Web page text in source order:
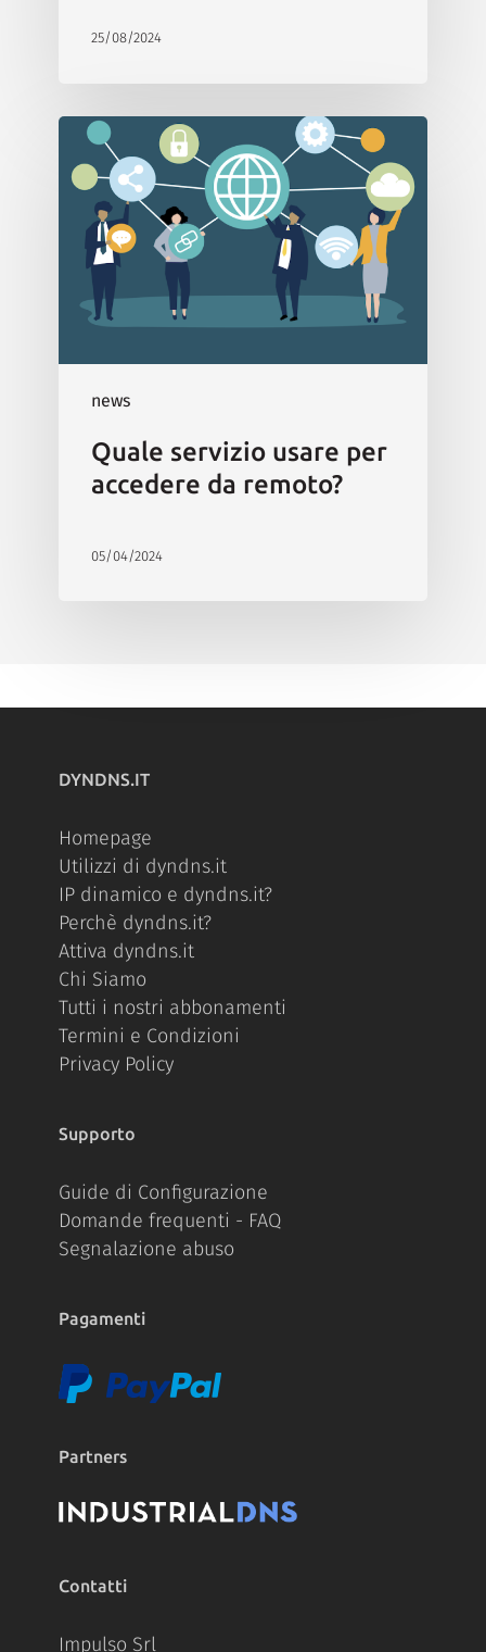
25/08/2024
news
Quale servizio usare per
accedere da remoto?
05/04/2024
DYNDNS.IT
Homepage
Utilizzi di dyndns.it
IP dinamico e dyndns.it?
Perchè dyndns.it?
Attiva dyndns.it
Chi Siamo
Tutti i nostri abbonamenti
Termini e Condizioni
Privacy Policy
Supporto
Guide di Configurazione
Domande frequenti - FAQ
Segnalazione abuso
Pagamenti
Partners
Contatti
Impulso Srl